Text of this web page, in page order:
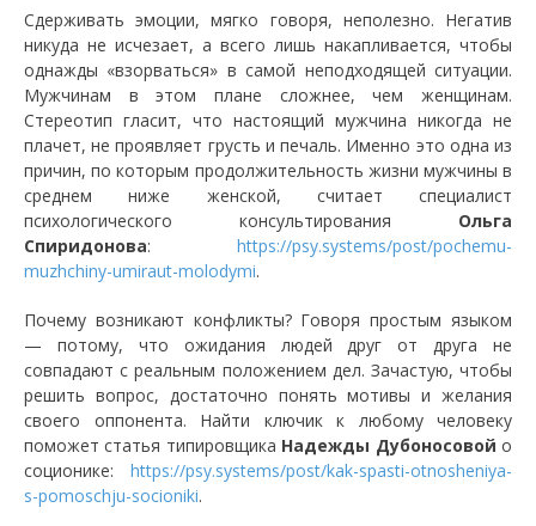
Сдерживать эмоции, мягко говоря, неполезно. Негатив
никуда не исчезает, а всего лишь накапливается, чтобы
однажды «взорваться» в самой неподходящей ситуации.
Мужчинам в этом плане сложнее, чем женщинам.
Стереотип гласит, что настоящий мужчина никогда не
плачет, не проявляет грусть и печаль. Именно это одна из
причин, по которым продолжительность жизни мужчины в
среднем ниже женской, считает специалист
психологического консультирования Ольга
Спиридонова: https://psy.systems/post/pochemu-
muzhchiny-umiraut-molodymi.
Почему возникают конфликты? Говоря простым языком
— потому, что ожидания людей друг от друга не
совпадают с реальным положением дел. Зачастую, чтобы
решить вопрос, достаточно понять мотивы и желания
своего оппонента. Найти ключик к любому человеку
поможет статья типировщика Надежды Дубоносовойо
соционике: https://psy.systems/post/kak-spasti-otnosheniya-
s-pomoschju-socioniki.